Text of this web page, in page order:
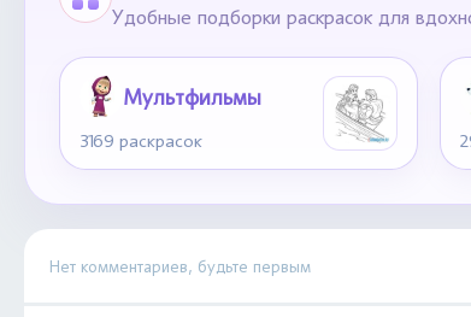
Удобные подборки раскрасок для
Мультфильмы
3169 раскрасок
Нет комментариев, будьте первым